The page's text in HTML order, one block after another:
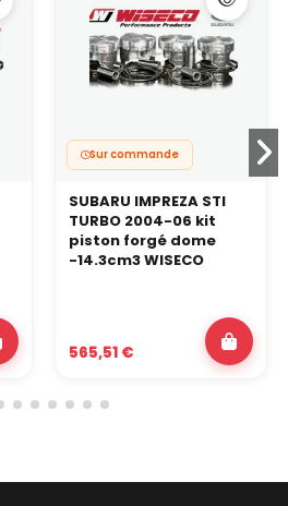
Sur commande
SUBARU IMPREZA STI
TURBO 2004-06 kit
piston forgé dome
-14.3cm3 WISECO
565,51 €